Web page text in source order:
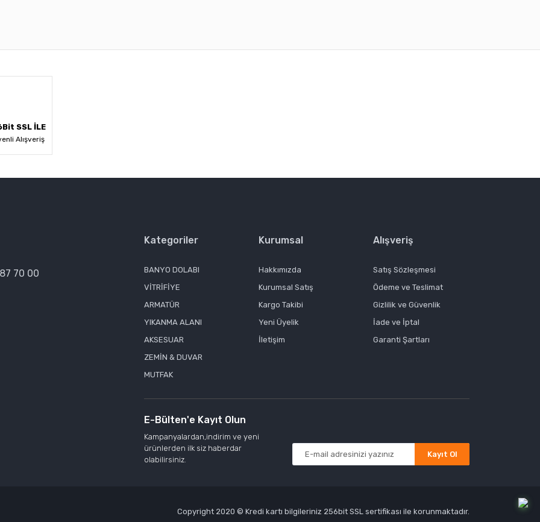
SSL İLE
Alışveriş
70 00
Kategoriler
BANYO DOLABI
VİTRİFİYE
ARMATÜR
YIKANMA ALANI
AKSESUAR
ZEMİN & DUVAR
MUTFAK
Kurumsal
Hakkımızda
Kurumsal Satış
Kargo Takibi
Yeni Üyelik
İletişim
Alışveriş
Satış Sözleşmesi
Ödeme ve Teslimat
Gizlilik ve Güvenlik
İade ve İptal
Garanti Şartları
E-Bülten'e Kayıt Olun
Kampanyalardan,indirim ve yeni
ürünlerden ilk siz haberdar
olabilirsiniz.
Kayıt Ol
Copyright 2020 © Kredi kartı bilgileriniz 256bit SSL sertifikası ile korunmaktadır.